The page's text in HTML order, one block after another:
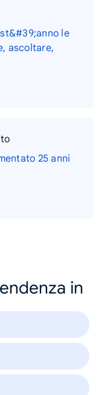
le
ascoltare,
25 anni
in